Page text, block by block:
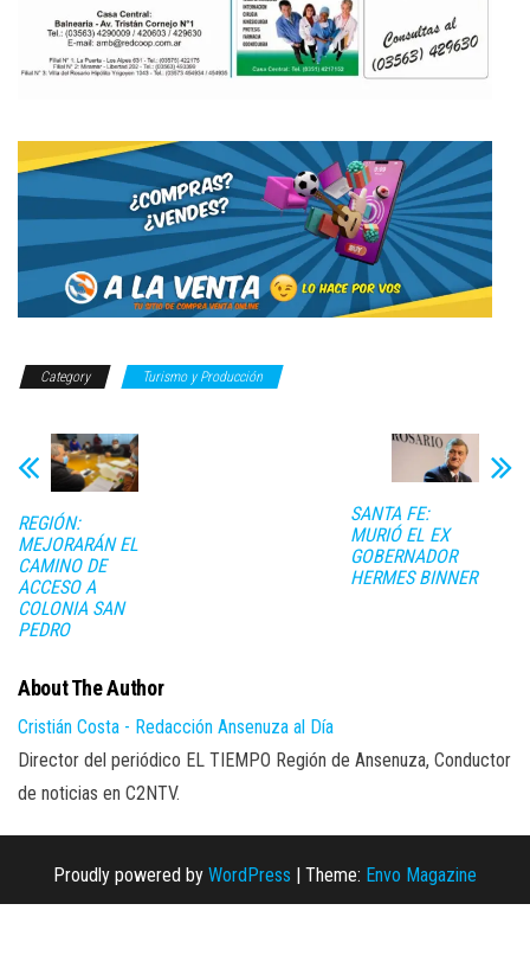
Category Turismo y Producción
REGIÓN:
MEJORARÁN EL
CAMINO DE
ACCESO A
COLONIA SAN
PEDRO
SANTA FE:
MURIÓ EL EX
GOBERNADOR
HERMES BINNER
About The Author
Cristián Costa - Redacción Ansenuza al Día
Director del periódico EL TIEMPO Región de Ansenuza, Conductor
de noticias en C2NTV.
Proudly powered by WordPress | Theme: Envo Magazine